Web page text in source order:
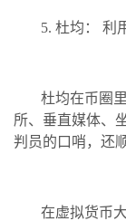
5. 杜均： 利
杜均在币圈
所、垂直媒体、
判员的口哨，还
在虚拟货币